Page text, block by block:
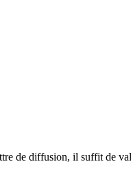
de diffusion, il suffit de